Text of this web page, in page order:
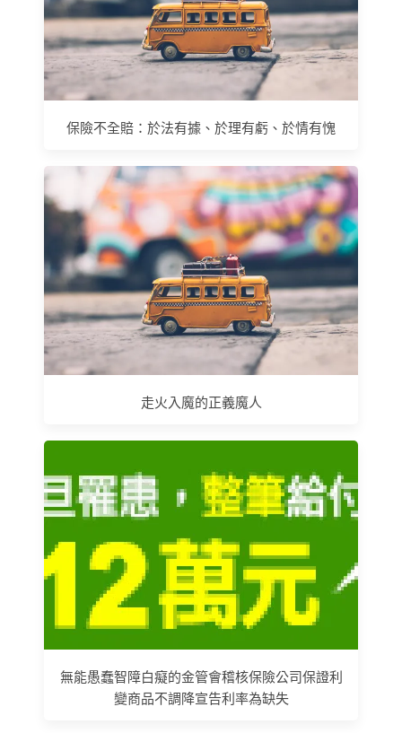
保險不全賠：於法有據、於理有虧、於情有愧
走火入魔的正義魔人
無能愚蠢智障白癡的金管會稽核保險公司保證利
變商品不調降宣告利率為缺失